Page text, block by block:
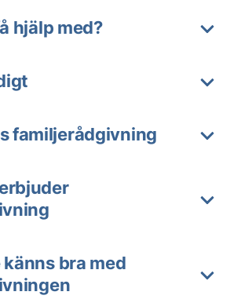
hjälp med?
familjerådgivning
bra med